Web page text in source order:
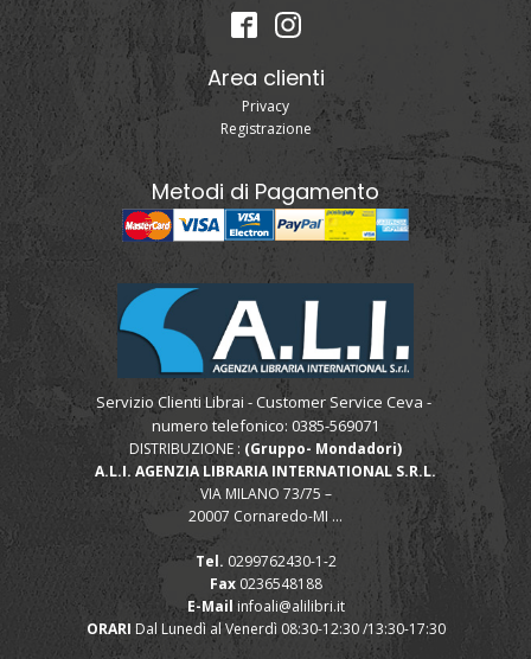
Area clienti
Privacy
Registrazione
Metodi di Pagamento
Servizio Clienti Librai - Customer Service Ceva -
numero telefonico: 0385-569071
DISTRIBUZIONE : (Gruppo- Mondadori)
A.L.I. AGENZIA LIBRARIA INTERNATIONAL S.R.L.
VIA MILANO 73/75 –
20007 Cornaredo-MI ...
Tel. 0299762430-1-2
Fax0236548188
E-Mail infoali@alilibri.it
ORARI Dal Lunedì al Venerdì 08:30-12:30 /13:30-17:30